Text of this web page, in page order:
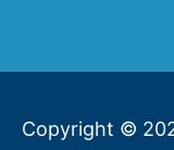
Copyright ©